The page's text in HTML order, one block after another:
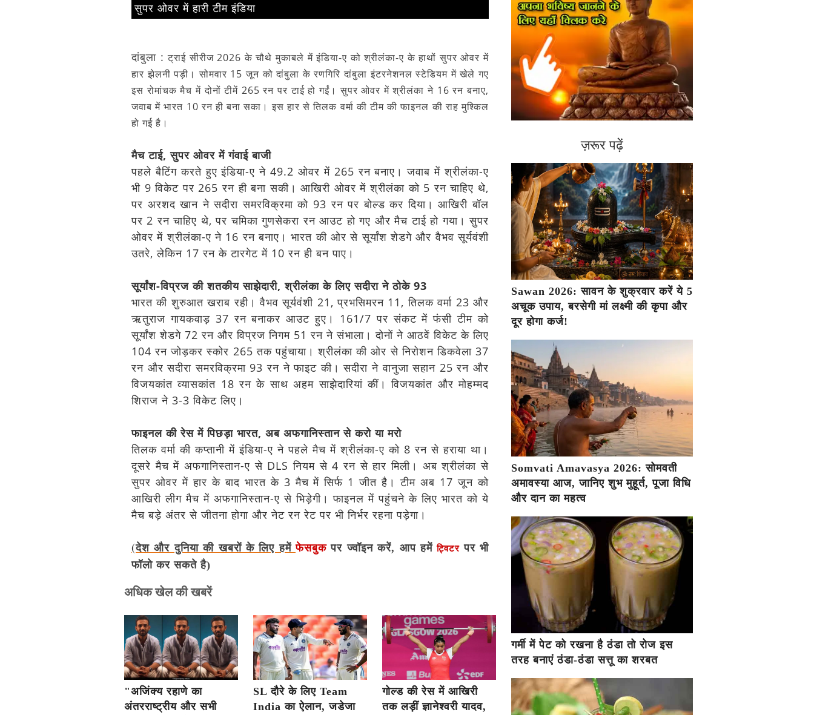
सुपर ओवर में हारी टीम इंडिया
दांबुला :ट्राई सीरीज 2026 के चौथे मुकाबले में इंडिया-ए को श्रीलंका-ए के हाथों सुपर ओवर में
हार झेलनी पड़ी। सोमवार 15 जून को दांबुला के रणगिरि दांबुला इंटरनेशनल स्टेडियम में खेले गए
इस रोमांचक मैच में दोनों टीमें 265 रन पर टाई हो गईं। सुपर ओवर में श्रीलंका ने 16 रन बनाए,
जवाब में भारत 10 रन ही बना सका। इस हार से तिलक वर्मा की टीम की फाइनल की राह मुश्किल
हो गई है।
मैच टाई, सुपर ओवर में गंवाई बाजी
पहले बैटिंग करते हुए इंडिया-ए ने 49.2 ओवर में 265 रन बनाए। जवाब में श्रीलंका-ए
भी 9 विकेट पर 265 रन ही बना सकी। आखिरी ओवर में श्रीलंका को 5 रन चाहिए थे,
पर अरशद खान ने सदीरा समरविक्रमा को 93 रन पर बोल्ड कर दिया। आखिरी बॉल
पर 2 रन चाहिए थे, पर चमिका गुणसेकरा रन आउट हो गए और मैच टाई हो गया। सुपर
ओवर में श्रीलंका-ए ने 16 रन बनाए। भारत की ओर से सूर्यांश शेडगे और वैभव सूर्यवंशी
उतरे, लेकिन 17 रन के टारगेट में 10 रन ही बन पाए।
सूर्यांश-विप्रज की शतकीय साझेदारी, श्रीलंका के लिए सदीरा ने ठोके 93
भारत की शुरुआत खराब रही। वैभव सूर्यवंशी 21, प्रभसिमरन 11, तिलक वर्मा 23 और
ऋतुराज गायकवाड़ 37 रन बनाकर आउट हुए। 161/7 पर संकट में फंसी टीम को
सूर्यांश शेडगे 72 रन और विप्रज निगम 51 रन ने संभाला। दोनों ने आठवें विकेट के लिए
104 रन जोड़कर स्कोर 265 तक पहुंचाया। श्रीलंका की ओर से निरोशन डिकवेला 37
रन और सदीरा समरविक्रमा 93 रन ने फाइट की। सदीरा ने वानुजा सहान 25 रन और
विजयकांत व्यासकांत 18 रन के साथ अहम साझेदारियां कीं। विजयकांत और मोहम्मद
शिराज ने 3-3 विकेट लिए।
फाइनल की रेस में पिछड़ा भारत, अब अफगानिस्तान से करो या मरो
तिलक वर्मा की कप्तानी में इंडिया-ए ने पहले मैच में श्रीलंका-ए को 8 रन से हराया था।
दूसरे मैच में अफगानिस्तान-ए से DLS नियम से 4 रन से हार मिली। अब श्रीलंका से
सुपर ओवर में हार के बाद भारत के 3 मैच में सिर्फ 1 जीत है। टीम अब 17 जून को
आखिरी लीग मैच में अफगानिस्तान-ए से भिड़ेगी। फाइनल में पहुंचने के लिए भारत को ये
मैच बड़े अंतर से जीतना होगा और नेट रन रेट पर भी निर्भर रहना पड़ेगा।
(देश और दुनिया की खबरों के लिए हमेंफेसबुकपर ज्वॉइन करें, आप हमेंट्विटर पर भी
फॉलो कर सकते है)
अधिक खेल की खबरें
"अजिंक्य रहाणे का
अंतरराष्ट्रीय और सभी
SL दौरे के लिए Team
India का ऐलान, जडेजा
गोल्ड की रेस में आखिरी
तक लड़ीं ज्ञानेश्वरी यादव,
ज़रूर पढ़ें
Sawan 2026: सावन के शुक्रवार करें ये 5
अचूक उपाय, बरसेगी मां लक्ष्मी की कृपा और
दूर होगा कर्ज!
Somvati Amavasya 2026: सोमवती
अमावस्या आज, जानिए शुभ मुहूर्त, पूजा विधि
और दान का महत्व
गर्मी में पेट को रखना है ठंडा तो रोज इस
तरह बनाएं ठंडा-ठंडा सत्तू का शरबत